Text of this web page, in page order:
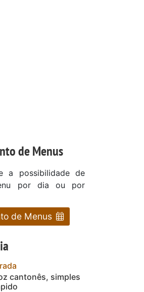
de Menus
a possibilidade de
por dia ou por
de Menus
cantonês, simples